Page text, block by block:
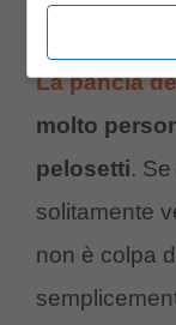
La pancia
molto
pelosetti.
solitamente
non è colpa